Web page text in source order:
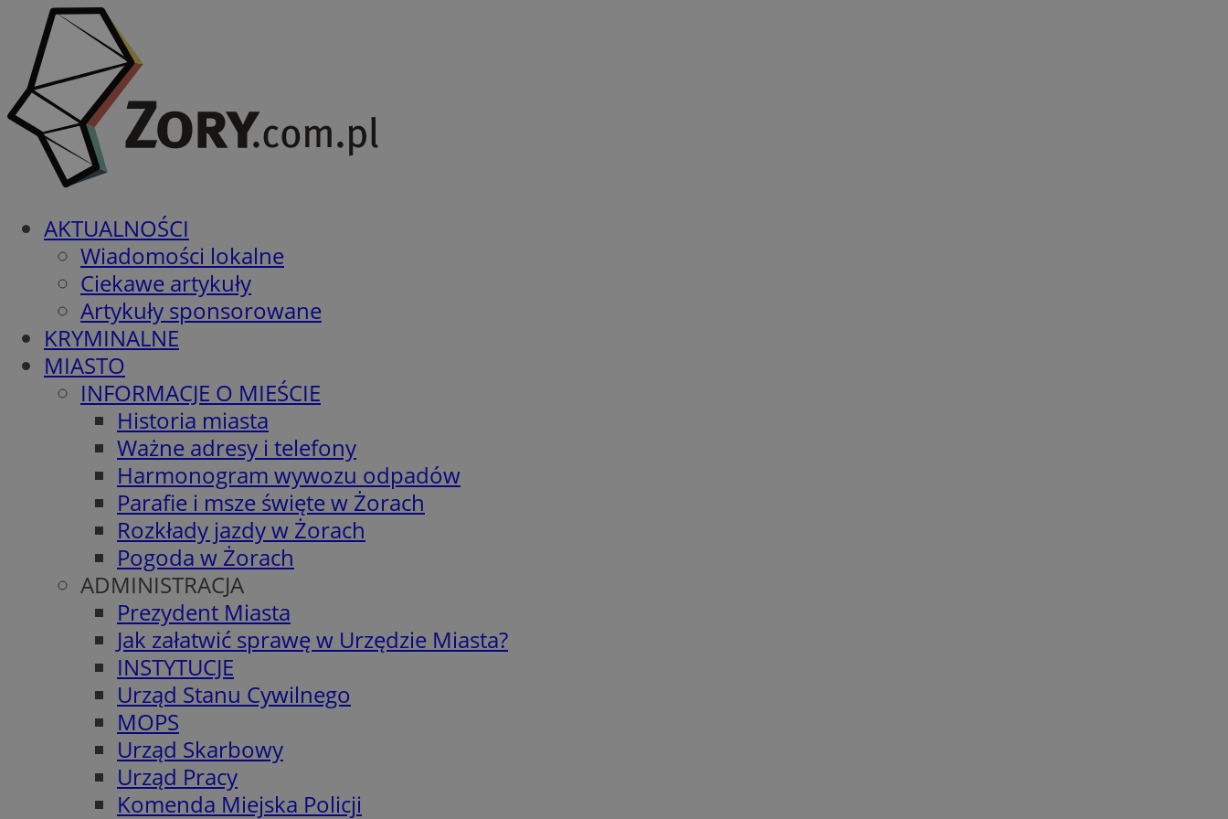
AKTUALNOŚCI
Wiadomości lokalne
Ciekawe artykuły
Artykuły sponsorowane
KRYMINALNE
MIASTO
INFORMACJE O MIEŚCIE
Historia miasta
Ważne adresy i telefony
Harmonogram wywozu odpadów
Parafie i msze święte w Żorach
Rozkłady jazdy w Żorach
Pogoda w Żorach
ADMINISTRACJA
Prezydent Miasta
Jak załatwić sprawę w Urzędzie Miasta?
INSTYTUCJE
Urząd Stanu Cywilnego
MOPS
Urząd Skarbowy
Urząd Pracy
Komenda Miejska Policji